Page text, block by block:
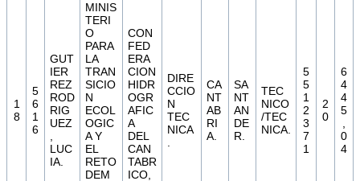
1
8
5
6
1
6
GUT
IER
REZ
ROD
RIG
UEZ
LUC
IA.
MINIS
TERI
O
PARA
LA
TRAN
SICIO
N
ECOL
OGIC
A Y
EL
RETO
DEM
CON
FED
ERA
CION
HIDR
OGR
AFIC
A
DEL
CAN
TABR
ICO,
DIRE
CCIO
N
TEC
NICA
CA
NT
AB
RI
A.
SA
NT
AN
DE
R.
TEC
NICO
/TEC
NICA.
5
5
1
2
3
7
1
2
0
6
4
4
5
0
4